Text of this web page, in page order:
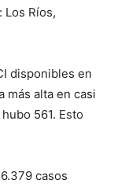
Los Ríos,
disponibles en
más alta en casi
561. Esto
casos